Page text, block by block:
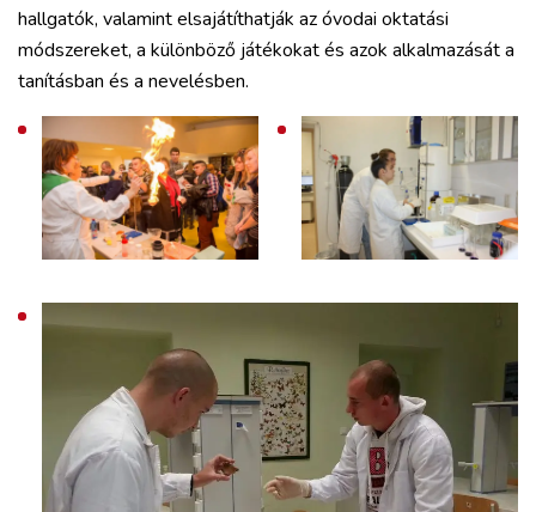
hallgatók, valamint elsajátíthatják az óvodai oktatási
módszereket, a különböző játékokat és azok alkalmazását a
tanításban és a nevelésben.